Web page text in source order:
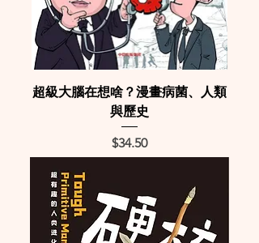
超級大腦在想啥？漫畫病菌、人類
與歷史
Price
$34.50